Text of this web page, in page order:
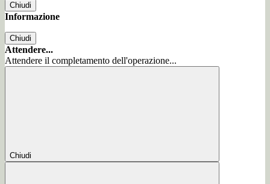
Chiudi
Informazione
Chiudi
Attendere...
Attendere il completamento dell'operazione...
Chiudi